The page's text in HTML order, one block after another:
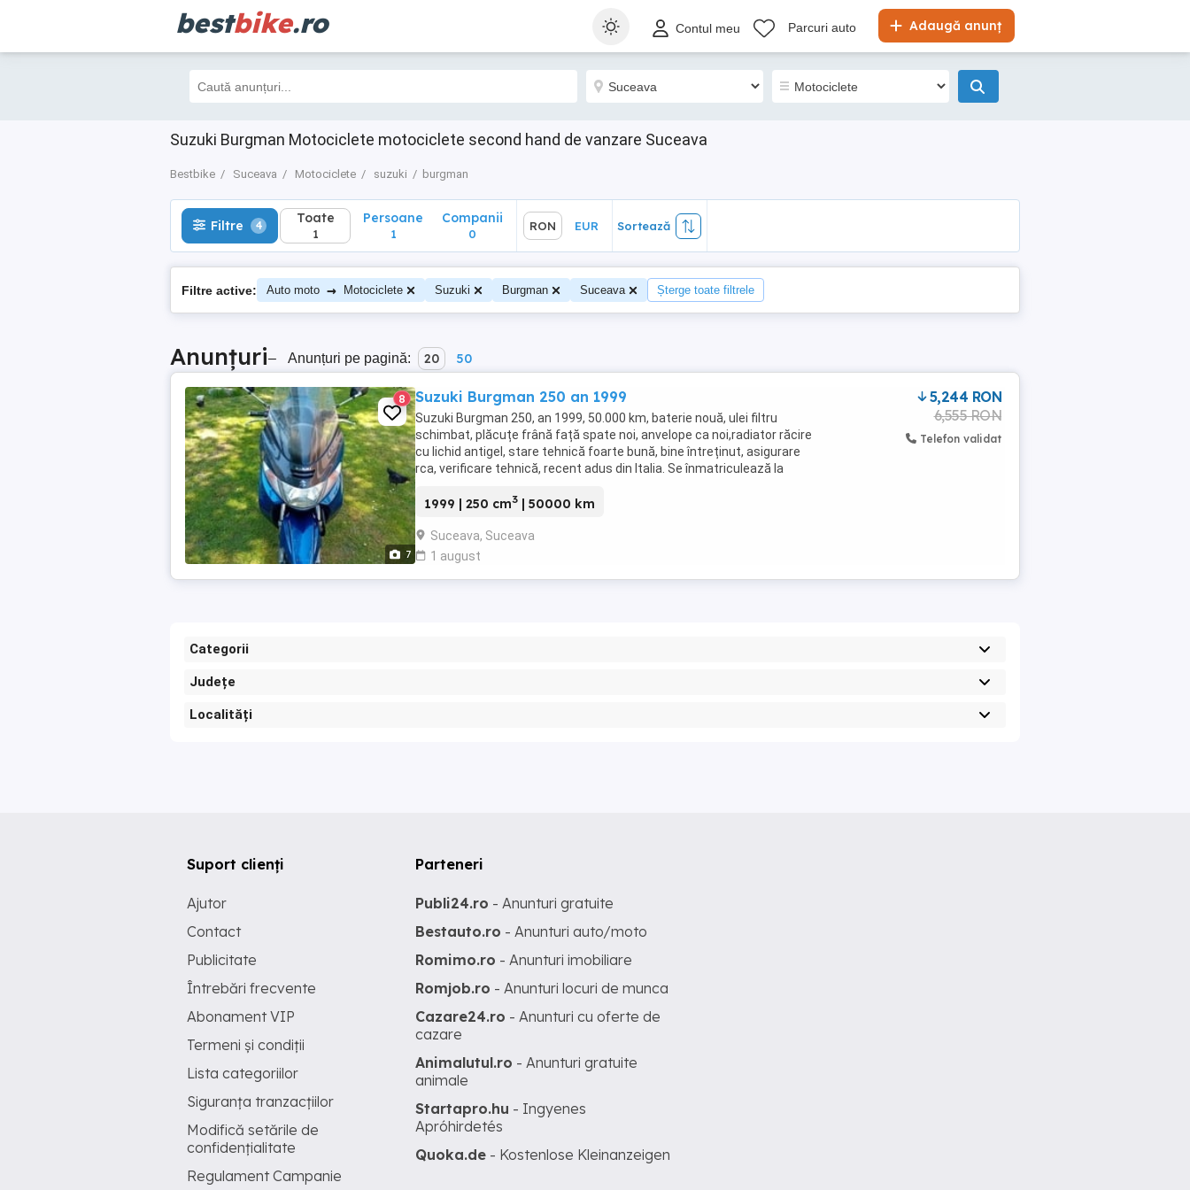
bestbike.ro Adaugă anunț
Contul meu Parcuri auto
Suzuki Burgman Motociclete motociclete second hand de vanzare Suceava
Bestbike Suceava Motociclete suzuki burgman
Filtre 4 Toate
1
Sortează
Filtre 4 Toate
1
Persoane
1
Companii
0
RON EUR Sortează
Filtre active: Auto moto → Motociclete Suzuki Burgman Suceava Șterge toate filtrele
Anunțuri– Anunțuri pe pagină: 20 50
7
8 Suzuki Burgman 250 an 1999
Suzuki Burgman 250, an 1999, 50.000 km, baterie nouă, ulei filtru
schimbat, plăcuțe frână față spate noi, anvelope ca noi,radiator răcire
cu lichid antigel, stare tehnică foarte bună, bine întreținut, asigurare
rca, verificare tehnică, recent adus din Italia. Se înmatriculează la
1999 | 250 cm3 | 50000 km
Suceava, Suceava
1 august
5,244 RON
6,555 RON
Telefon validat
Categorii
Județe
Localități
Suport clienți
Ajutor
Contact
Publicitate
Întrebări frecvente
Abonament VIP
Termeni și condiții
Lista categoriilor
Siguranța tranzacțiilor
Modifică setările de
confidențialitate
Regulament Campanie
Parteneri
Publi24.ro - Anunturi gratuite
Bestauto.ro - Anunturi auto/moto
Romimo.ro - Anunturi imobiliare
Romjob.ro - Anunturi locuri de munca
Cazare24.ro - Anunturi cu oferte de
cazare
Animalutul.ro - Anunturi gratuite
animale
Startapro.hu - Ingyenes
Apróhirdetés
Quoka.de - Kostenlose Kleinanzeigen